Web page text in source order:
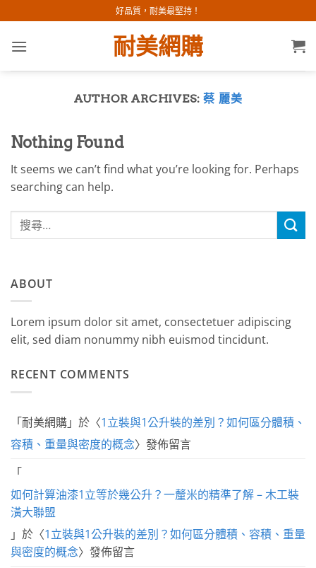
to
content
好品質，耐美最堅持！
耐美網購
AUTHOR ARCHIVES:蔡 麗美
Nothing Found
It seems we can’t find what you’re looking for. Perhaps
searching can help.
ABOUT
Lorem ipsum dolor sit amet, consectetuer adipiscing
elit, sed diam nonummy nibh euismod tincidunt.
RECENT COMMENTS
「耐美網購」於〈1立裝與1公升裝的差別？如何區分體積、
容積、重量與密度的概念〉發佈留言
「
如何計算油漆1立等於幾公升？一釐米的精準了解 – 木工裝
潢大聯盟
」於〈1立裝與1公升裝的差別？如何區分體積、容積、重量
與密度的概念〉發佈留言